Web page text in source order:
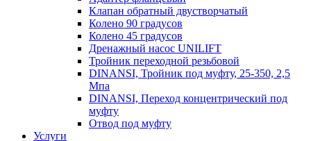
Клапан обратный двустворчатый
Колено 90 градусов
Колено 45 градусов
Дренажный насос UNILIFT
Тройник переходной резьбовой
DINANSI, Тройник под муфту, 25-350, 2,5
Мпа
DINANSI, Переход концентрический под
муфту
Отвод под муфту
Услуги